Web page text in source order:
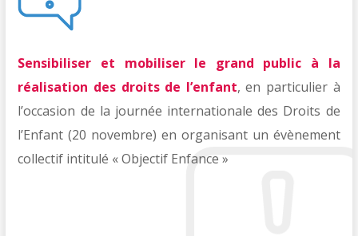
Sensibiliser et mobiliser le grand public à la
réalisation des droits de l’enfant, en particulier à
l’occasion de la journée internationale des Droits de
l’Enfant (20 novembre) en organisant un évènement
collectif intitulé « Objectif Enfance »